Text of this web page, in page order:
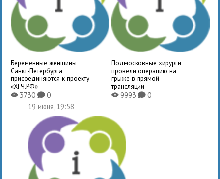
Беременные женщины
Санкт-Петербурга
присоединяются к проекту
«ХГЧ.РФ»
X3730K0
Подмосковные хирурги
провели операцию на
грыже в прямой
трансляции
X9993 K0
19 июня, 19:58